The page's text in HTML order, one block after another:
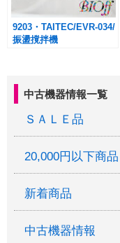
中古機器情報一覧
ＳＡＬＥ品
20,000円以下商品
新着商品
中古機器情報
9203・TAITEC/EVR-034/
振盪撹拌機